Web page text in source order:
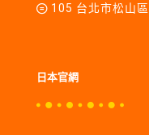
105 台北市松山
日本官網